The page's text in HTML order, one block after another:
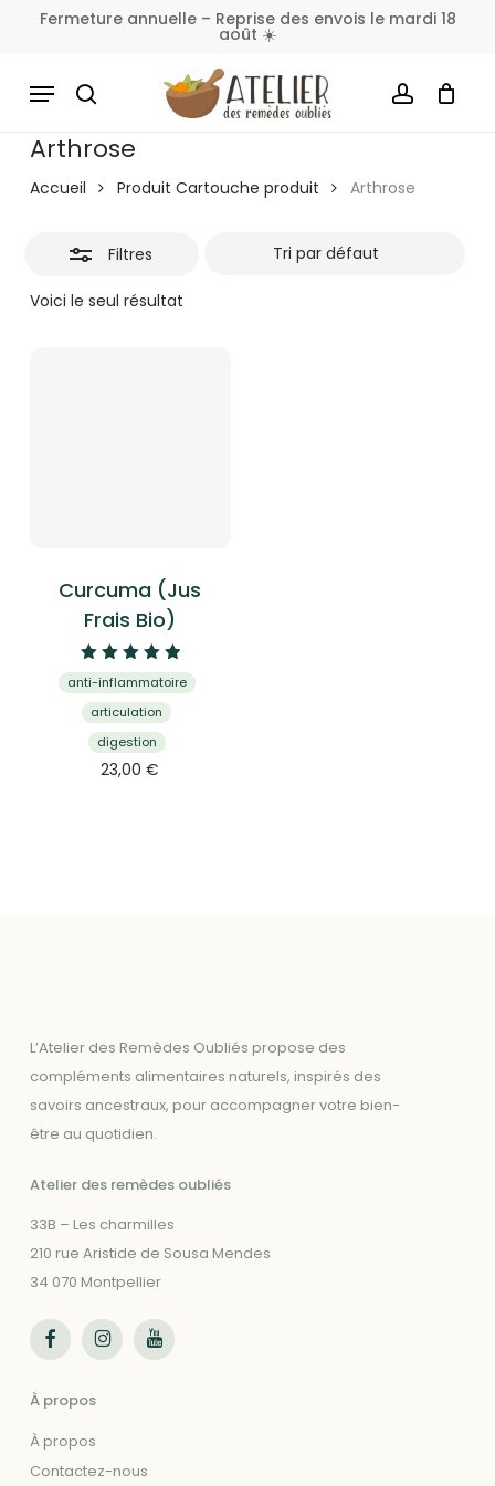
content
Fermeture annuelle – Reprise des envois le mardi 18
août ☀️
SEARCH ACCOUNT
MENU panier
Arthrose
Accueil Produit Cartouche produit Arthrose
Filtres
Voici le seul résultat
filtres
Curcuma (Jus
Frais Bio)
Note
5.00
sur 5
anti-inflammatoire
articulation
digestion
23,00€
L’Atelier des Remèdes Oubliés propose des
compléments alimentaires naturels, inspirés des
savoirs ancestraux, pour accompagner votre bien-
être au quotidien.
Atelier des remèdes oubliés
33B – Les charmilles
210 rue Aristide de Sousa Mendes
34 070 Montpellier
Suivez-nous sur FacebookSuivez-nous sur InstagramSuivez-nous sur Youtube
À propos
À propos
Contactez-nous